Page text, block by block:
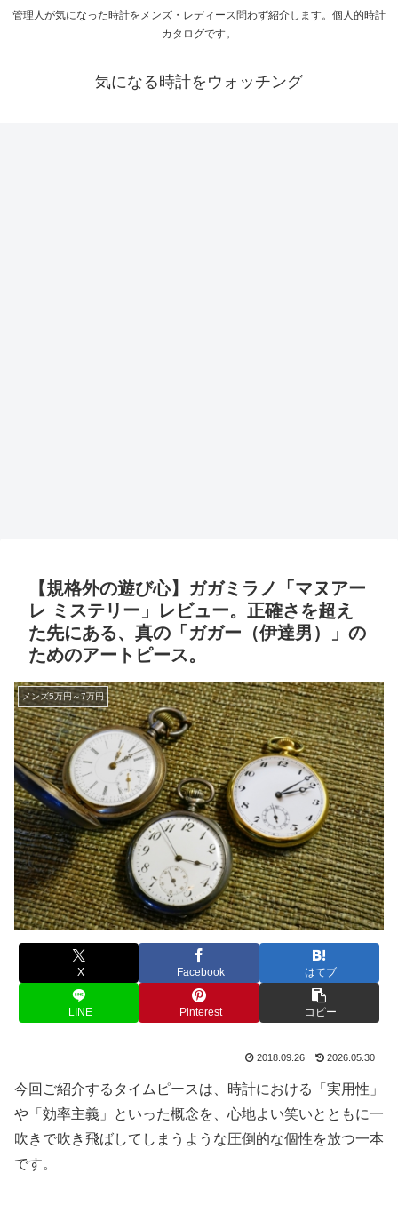
管理人が気になった時計をメンズ・レディース問わず紹介します。個人的時計
カタログです。
気になる時計をウォッチング
【規格外の遊び心】ガガミラノ「マヌアー
レ ミステリー」レビュー。正確さを超え
た先にある、真の「ガガー（伊達男）」の
ためのアートピース。
メンズ5万円～7万円
X Facebook はてブ
LINE Pinterest コピー
2018.09.26 2026.05.30
今回ご紹介するタイムピースは、時計における「実用性」
や「効率主義」といった概念を、心地よい笑いとともに一
吹きで吹き飛ばしてしまうような圧倒的な個性を放つ一本
です。